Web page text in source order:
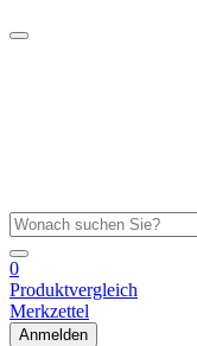
0
Produktvergleich
Merkzettel
Anmelden